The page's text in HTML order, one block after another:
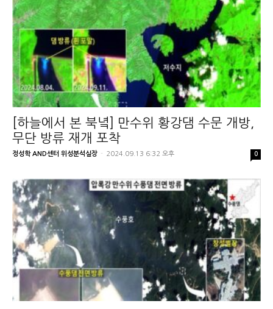
[하늘에서 본 북녘] 만수위 황강댐 수문 개방,
무단 방류 재개 포착
정성학 AND센터 위성분석실장 - 2024.09.13 6:32 오후 0